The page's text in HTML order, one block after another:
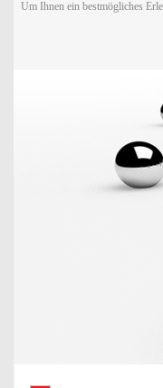
Um Ihnen ein bestmögliches